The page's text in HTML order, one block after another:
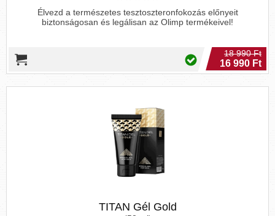
Élvezd a természetes tesztoszteronfokozás előnyeit
biztonságosan és legálisan az Olimp termékeivel!
18 990 Ft
16 990 Ft
TITAN Gél Gold